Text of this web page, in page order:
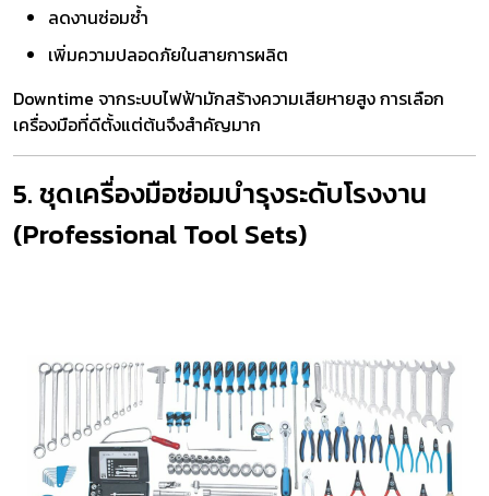
ลดงานซ่อมซ้ำ
เพิ่มความปลอดภัยในสายการผลิต
Downtime จากระบบไฟฟ้ามักสร้างความเสียหายสูง การเลือก
เครื่องมือที่ดีตั้งแต่ต้นจึงสำคัญมาก
5. ชุดเครื่องมือซ่อมบำรุงระดับโรงงาน
(Professional Tool Sets)